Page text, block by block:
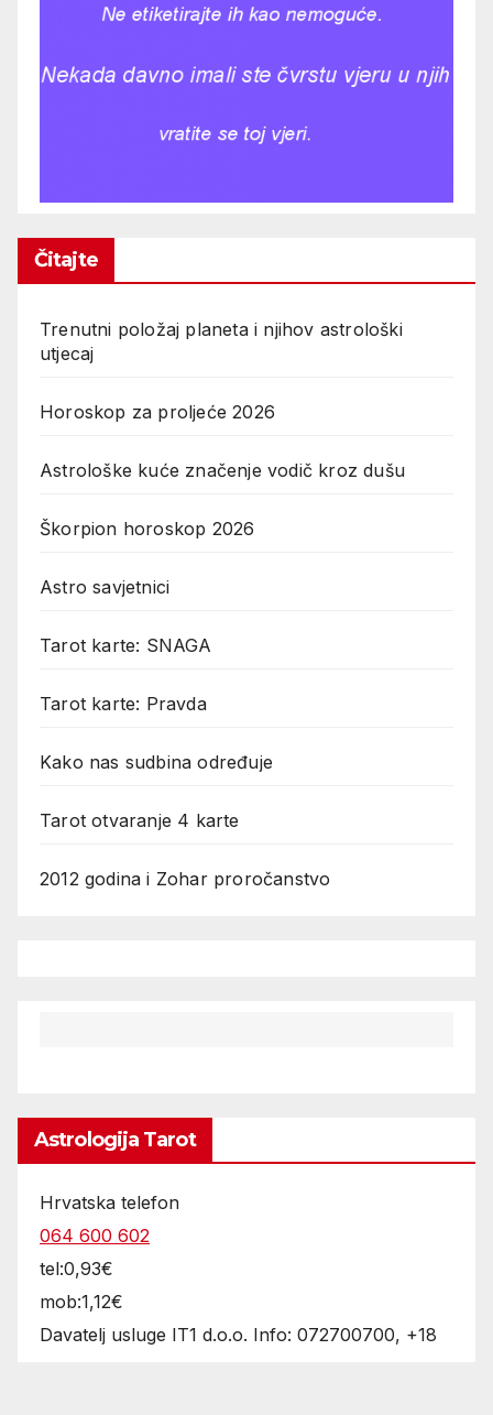
Čitajte
Trenutni položaj planeta i njihov astrološki
utjecaj
Horoskop za proljeće 2026
Astrološke kuće značenje vodič kroz dušu
Škorpion horoskop 2026
Astro savjetnici
Tarot karte: SNAGA
Tarot karte: Pravda
Kako nas sudbina određuje
Tarot otvaranje 4 karte
2012 godina i Zohar proročanstvo
Astrologija Tarot
Hrvatska telefon
064 600 602
tel:0,93€
mob:1,12€
Davatelj usluge IT1 d.o.o. Info: 072700700, +18